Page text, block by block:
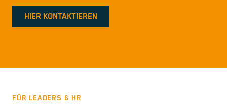
HIER KONTAKTIEREN
FÜR LEADERS & HR